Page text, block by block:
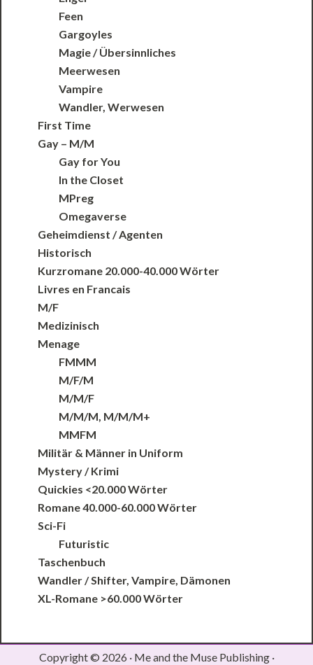
Feen
Gargoyles
Magie / Übersinnliches
Meerwesen
Vampire
Wandler, Werwesen
First Time
Gay – M/M
Gay for You
In the Closet
MPreg
Omegaverse
Geheimdienst / Agenten
Historisch
Kurzromane 20.000-40.000 Wörter
Livres en Francais
M/F
Medizinisch
Menage
FMMM
M/F/M
M/M/F
M/M/M, M/M/M+
MMFM
Militär & Männer in Uniform
Mystery / Krimi
Quickies <20.000 Wörter
Romane 40.000-60.000 Wörter
Sci-Fi
Futuristic
Taschenbuch
Wandler / Shifter, Vampire, Dämonen
XL-Romane >60.000 Wörter
Copyright © 2026 · Me and the Muse Publishing ·